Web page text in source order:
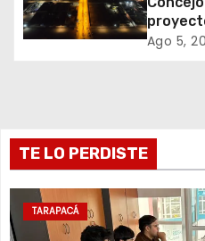
e
r
a
d
Ago 5,
TE LO PERDISTE
TARAPACÁ